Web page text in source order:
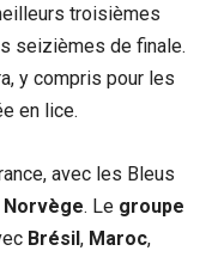
troisièmes
seizièmes de finale.
y compris pour les
en lice.
avec les Bleus
Norvège. Le groupe
Brésil, Maroc,